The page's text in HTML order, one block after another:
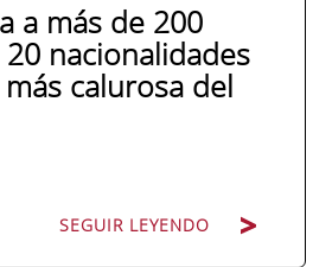
a más de 200
nacionalidades
calurosa del
SEGUIR LEYENDO